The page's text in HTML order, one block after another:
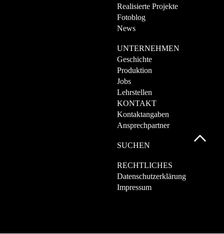
Realisierte Projekte
Fotoblog
News
UNTERNEHMEN
Geschichte
Produktion
Jobs
Lehrstellen
KONTAKT
Kontaktangaben
Ansprechpartner
SUCHEN
RECHTLICHES
Datenschutzerklärung
Impressum